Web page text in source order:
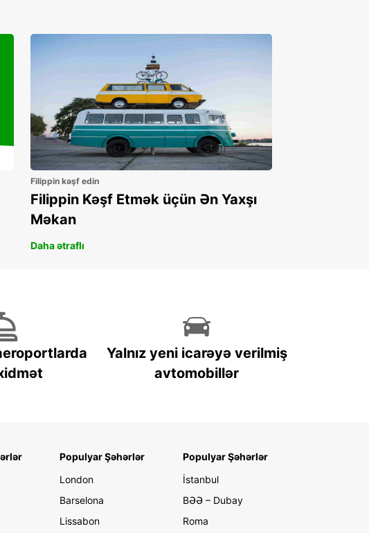
Filippin kəşf edin
Filippin Kəşf Etmək üçün Ən Yaxşı
Məkan
Daha ətraflı
Yalnız yeni icarəyə verilmiş
avtomobillər
Populyar Şəhərlər
London
Barselona
Lissabon
Populyar Şəhərlər
İstanbul
BƏƏ – Dubay
Roma